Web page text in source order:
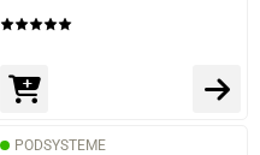
PODSYSTEME